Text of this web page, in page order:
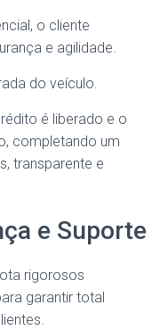
o cliente
e agilidade.
do veículo.
é liberado e o
completando um
transparente e
e Suporte
rigorosos
garantir total